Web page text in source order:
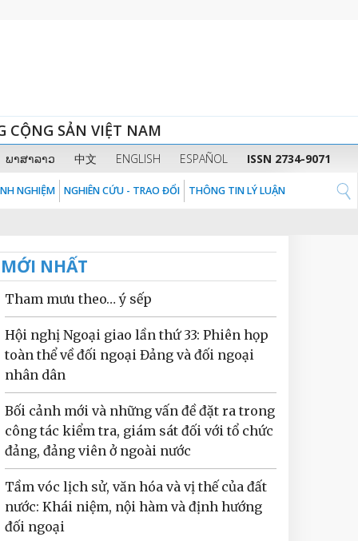
CỘNG SẢN VIỆT NAM
ພາສາລາວ 中文 ENGLISH ESPAÑOL ISSN 2734-9071
NGHIỆM NGHIÊN CỨU - TRAO ĐỔI THÔNG TIN LÝ LUẬN
MỚI NHẤT
Tham mưu theo… ý sếp
Hội nghị Ngoại giao lần thứ 33: Phiên họp
toàn thể về đối ngoại Đảng và đối ngoại
nhân dân
Bối cảnh mới và những vấn đề đặt ra trong
công tác kiểm tra, giám sát đối với tổ chức
đảng, đảng viên ở ngoài nước
Tầm vóc lịch sử, văn hóa và vị thế của đất
nước: Khái niệm, nội hàm và định hướng
đối ngoại